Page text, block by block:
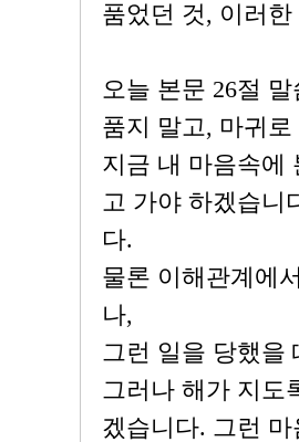
품었던 것, 이러
오늘 본문 26절
품지 말고, 마귀
지금 내 마음속에
고 가야 하겠습니
다.
물론 이해관계에
나,
그런 일을 당했을
그러나 해가 지도
겠습니다. 그런